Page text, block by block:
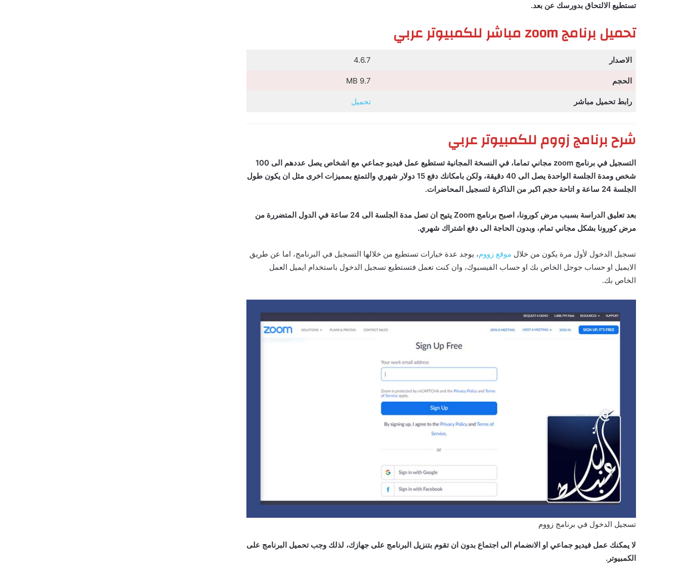
تستطيع الالتحاق بدورسك عن بعد.
تحميل برنامج zoom مباشر للكمبيوتر عربي
الاصدار 4.6.7
الحجم 9.7 MB
رابط تحميل مباشر تحميل
شرح برنامج زووم للكمبيوتر عربي
التسجيل في برنامج zoom مجاني تماما، في النسخة المجانية تستطيع عمل فيديو جماعي مع اشخاص يصل عددهم الى 100
شخص ومدة الجلسة الواحدة يصل الى 40 دقيقة، ولكن بامكانك دفع 15 دولار شهري والتمتع بمميزات اخرى مثل ان يكون طول
الجلسة 24 ساعة و اتاحة حجم اكبر من الذاكرة لتسجيل المحاضرات.
بعد تعليق الدراسة بسبب مرض كورونا، اصبح برنامج Zoom يتيح ان تصل مدة الجلسة الى 24 ساعة في الدول المتضررة من
مرض كورونا بشكل مجاني تمام، وبدون الحاجة الى دفع اشتراك شهري.
تسجيل الدخول لأول مرة يكون من خلال موقع زووم، يوجد عدة خيارات تستطيع من خلالها التسجيل في البرنامج، اما عن طريق
الايميل او حساب جوجل الخاص بك او حساب الفيسبوك، وان كنت تعمل فتستطيع تسجيل الدخول باستخدام ايميل العمل
الخاص بك.
تسجيل الدخول في برنامج زووم
لا يمكنك عمل فيديو جماعي او الانضمام الى اجتماع بدون ان تقوم بتنزيل البرنامج على جهازك، لذلك وجب تحميل البرنامج على
الكمبيوتر.